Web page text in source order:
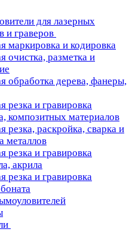
для лазерных
и граверов
маркировка и кодировка
очистка, разметка и
обработка дерева, фанеры,
резка и гравировка
композитных материалов
резка, раскройка, сварка и
металлов
резка и гравировка
акрила
резка и гравировка